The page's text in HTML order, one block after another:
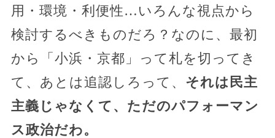
用・環境・利便性…いろんな視点から
検討するべきものだろ？なのに、最初
から「小浜・京都」って札を切ってき
て、あとは追認しろって、 それは民主
主義じゃなくて、ただのパフォーマン
ス政治だわ。